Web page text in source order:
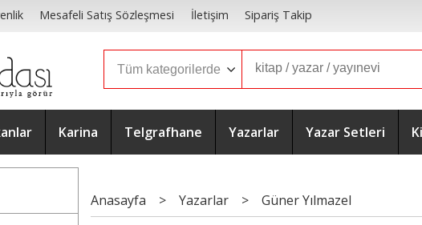
Mesafeli Satış Sözleşmesi İletişim Sipariş Takip
Karina Telgrafhane Yazarlar Yazar Setleri
Anasayfa > Yazarlar > Güner Yılmazel